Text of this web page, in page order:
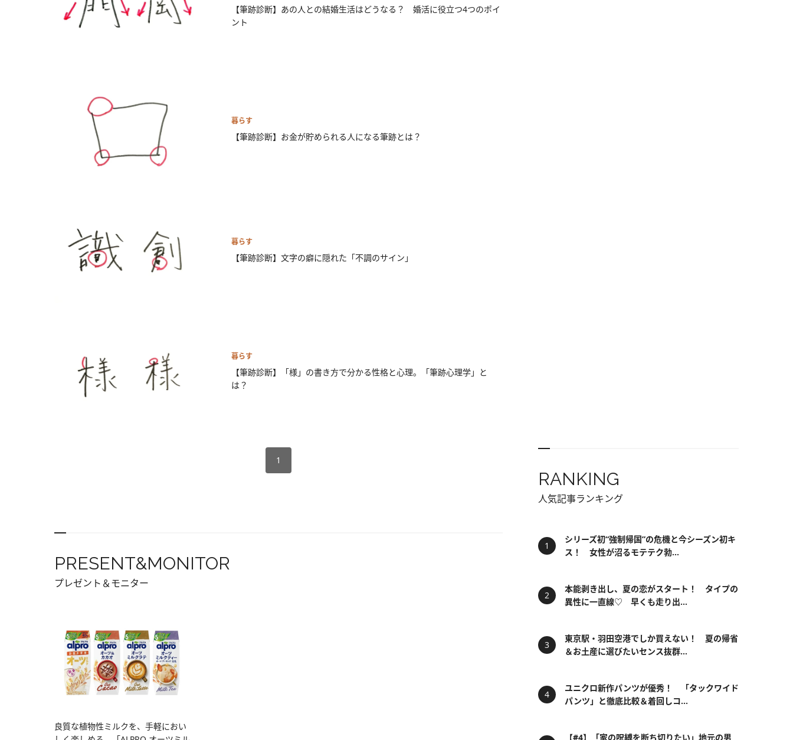
【筆跡診断】あの人との結婚生活はどうなる？ 婚活に役立つ4つのポイ
ント
暮らす
【筆跡診断】お金が貯められる人になる筆跡とは？
暮らす
【筆跡診断】文字の癖に隠れた「不調のサイン」
暮らす
【筆跡診断】「様」の書き方で分かる性格と心理。「筆跡心理学」と
は？
1
PRESENT&MONITOR
プレゼント＆モニター
良質な植物性ミルクを、手軽におい
RANKING
人気記事ランキング
シリーズ初“強制帰国”の危機と今シーズン初キ
ス！ 女性が沼るモテテク勃...
本能剥き出し、夏の恋がスタート！ タイプの
異性に一直線♡ 早くも走り出...
東京駅・羽田空港でしか買えない！ 夏の帰省
＆お土産に選びたいセンス抜群...
ユニクロ新作パンツが優秀！ 「タックワイド
パンツ」と徹底比較＆着回しコ...
【#4】「家の呪縛を断ち切りたい」地元の男